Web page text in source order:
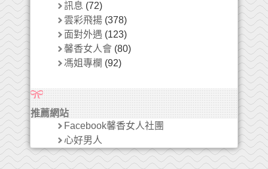
訊息 (72)
雲彩飛揚 (378)
面對外遇 (123)
馨香女人會 (80)
馮姐專欄 (92)
推薦網站
Facebook馨香女人社團
心好男人